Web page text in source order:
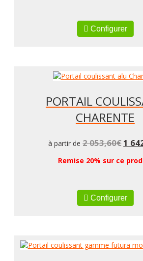
Configurer
PORTAIL
CHARENTE
à partir de 2 053,60€1
Remise 20% sur ce
Configurer